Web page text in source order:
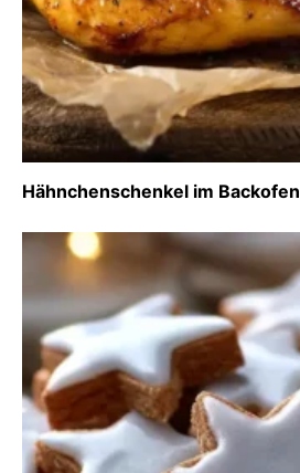
Hähnchenschenkel im Backofen